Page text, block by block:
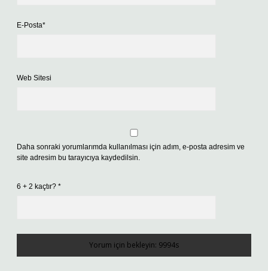
E-Posta*
Web Sitesi
Daha sonraki yorumlarımda kullanılması için adım, e-posta adresim ve
site adresim bu tarayıcıya kaydedilsin.
6 + 2 kaçtır? *